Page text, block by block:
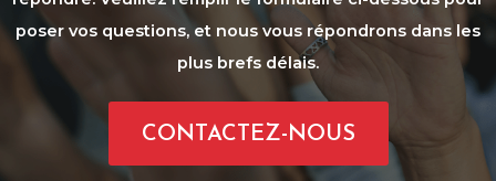
poser vos questions, et nous vous répondrons dans les
plus brefs délais.
CONTACTEZ-NOUS